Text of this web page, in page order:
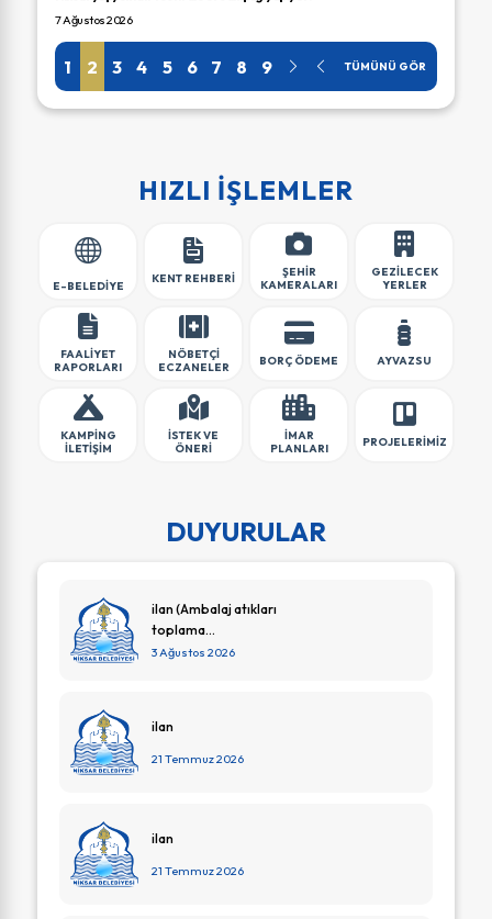
7 Ağustos 2026
1 2 3 4 5 6 7 8 9 TÜMÜNÜ GÖR
HIZLI İŞLEMLER
E-BELEDİYE
KENT REHBERİ
ŞEHİR
KAMERALARI
GEZİLECEK
YERLER
FAALİYET
RAPORLARI
NÖBETÇİ
ECZANELER
BORÇ ÖDEME AYVAZSU
KAMPİNG
İLETİŞİM
İSTEK VE
ÖNERİ
İMAR
PLANLARI
PROJELERİMİZ
DUYURULAR
ilan (Ambalaj atıkları
toplama...
3 Ağustos 2026
ilan
21 Temmuz 2026
ilan
21 Temmuz 2026